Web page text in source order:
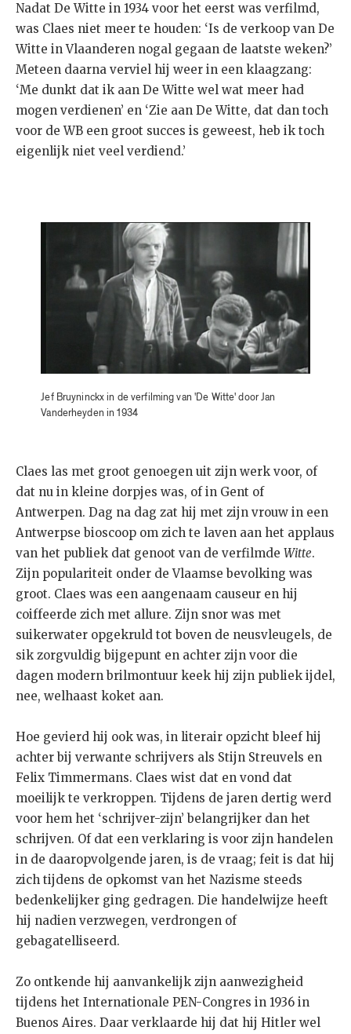
Nadat De Witte in 1934 voor het eerst was verfilmd,
was Claes niet meer te houden: ‘Is de verkoop van De
Witte in Vlaanderen nogal gegaan de laatste weken?’
Meteen daarna verviel hij weer in een klaagzang:
‘Me dunkt dat ik aan De Witte wel wat meer had
mogen verdienen’ en ‘Zie aan De Witte, dat dan toch
voor de WB een groot succes is geweest, heb ik toch
eigenlijk niet veel verdiend.’
Jef Bruyninckx in de verfilming van 'De Witte' door Jan
Vanderheyden in 1934
Claes las met groot genoegen uit zijn werk voor, of
dat nu in kleine dorpjes was, of in Gent of
Antwerpen. Dag na dag zat hij met zijn vrouw in een
Antwerpse bioscoop om zich te laven aan het applaus
van het publiek dat genoot van de verfilmde Witte.
Zijn populariteit onder de Vlaamse bevolking was
groot. Claes was een aangenaam causeur en hij
coiffeerde zich met allure. Zijn snor was met
suikerwater opgekruld tot boven de neusvleugels, de
sik zorgvuldig bijgepunt en achter zijn voor die
dagen modern brilmontuur keek hij zijn publiek ijdel,
nee, welhaast koket aan.
Hoe gevierd hij ook was, in literair opzicht bleef hij
achter bij verwante schrijvers als Stijn Streuvels en
Felix Timmermans. Claes wist dat en vond dat
moeilijk te verkroppen. Tijdens de jaren dertig werd
voor hem het ‘schrijver-zijn’ belangrijker dan het
schrijven. Of dat een verklaring is voor zijn handelen
in de daaropvolgende jaren, is de vraag; feit is dat hij
zich tijdens de opkomst van het Nazisme steeds
bedenkelijker ging gedragen. Die handelwijze heeft
hij nadien verzwegen, verdrongen of
gebagatelliseerd.
Zo ontkende hij aanvankelijk zijn aanwezigheid
tijdens het Internationale PEN-Congres in 1936 in
Buenos Aires. Daar verklaarde hij dat hij Hitler wel